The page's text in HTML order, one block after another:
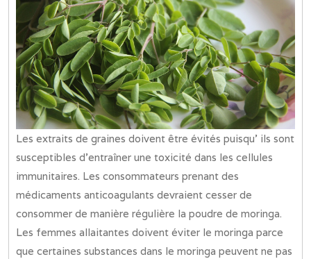
Les extraits de graines doivent être évités puisqu’ ils sont
susceptibles d’entraîner une toxicité dans les cellules
immunitaires. Les consommateurs prenant des
médicaments anticoagulants devraient cesser de
consommer de manière régulière la poudre de moringa.
Les femmes allaitantes doivent éviter le moringa parce
que certaines substances dans le moringa peuvent ne pas